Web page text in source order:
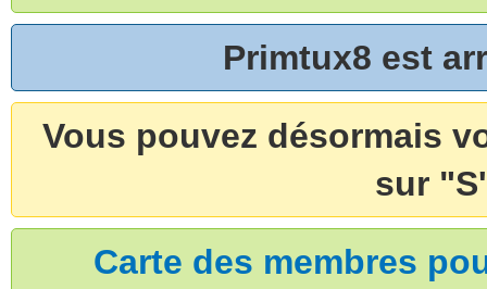
Primtux8 est
Vous pouvez désormais
sur
Carte des membres